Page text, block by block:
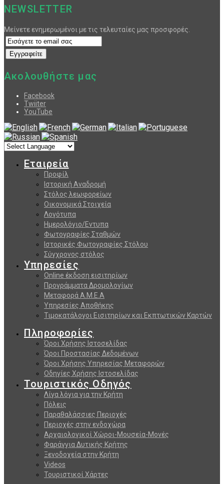
NEWSLETTER
Μείνετε ενημερωμένοι με τις τελευταίες μας προσφορές.
Ακολουθήστε μας
Facebook
Twiiter
YouTube
Εταιρεία
Προφίλ
Ιστορική Αναδρομή
Στόλος λεωφορείων
Οικονομικά Στοιχεία
Λογότυπα
Ημερολόγιο/Εντυπα
Φωτογραφίες Σταθμών
Ιστορικές Φωτογραφίες Στόλου
Σύγχρονος στόλος
Υπηρεσίες
Online έκδοση εισιτηρίων
Προγράμματα Δρομολογίων
Μεταφορά Α.Μ.Ε.Α
Υπηρεσίες Αποθήκης
Τιμοκατάλογοι Εισιτηρίων και Εκπτωτικών Καρτών
Πληροφορίες
Όροι Χρήσης Ιστοσελίδας
Όροι Προστασίας Δεδομένων
Όροι Χρήσης Υπηρεσίας Μεταφορών
Οδηγίες Χρήσης Ιστοσελίδας
Τουριστικός Οδηγός
Λίγα λόγια για την Κρήτη
Πόλεις
Παραθαλάσσιες Περιοχές
Περιοχές στην ενδοχώρα
Αρχαιολογικοί Χώροι-Μουσεία-Μονές
Φαράγγια Δυτικής Κρήτης
Ξενοδοχεία στην Κρήτη
Videos
Τουριστικοί Χάρτες